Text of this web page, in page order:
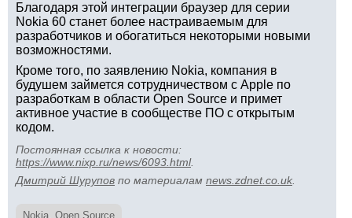
Благодаря этой интеграции браузер для серии
Nokia 60 станет более настраиваемым для
разработчиков и обогатиться некоторыми новыми
возможностями.
Кроме того, по заявлению Nokia, компания в
будушем займется сотрудничеством с Apple по
разработкам в области Open Source и примет
активное участие в сообществе ПО с открытым
кодом.
Постоянная ссылка к новости:
https://www.nixp.ru/news/6093.html.
Дмитрий Шурупов по материалам news.zdnet.co.uk
Nokia, Open Source